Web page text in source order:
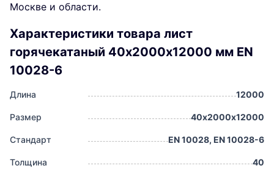
Москве и области.
Характеристики товара лист
горячекатаный 40х2000х12000 мм EN
10028-6
Длина 12000
Размер 40х2000х12000
Стандарт EN 10028, EN 10028-6
Толщина 40